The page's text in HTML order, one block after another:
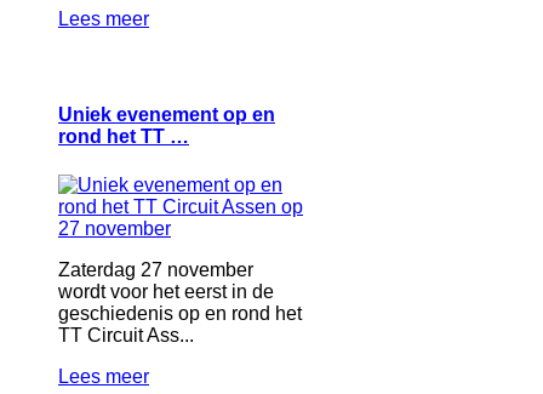
Lees meer
Uniek evenement op en
rond het TT …
Zaterdag 27 november
wordt voor het eerst in de
geschiedenis op en rond het
TT Circuit Ass...
Lees meer